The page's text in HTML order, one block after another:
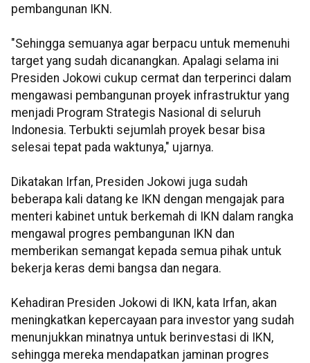
pembangunan IKN.
"Sehingga semuanya agar berpacu untuk memenuhi
target yang sudah dicanangkan. Apalagi selama ini
Presiden Jokowi cukup cermat dan terperinci dalam
mengawasi pembangunan proyek infrastruktur yang
menjadi Program Strategis Nasional di seluruh
Indonesia. Terbukti sejumlah proyek besar bisa
selesai tepat pada waktunya," ujarnya.
Dikatakan Irfan, Presiden Jokowi juga sudah
beberapa kali datang ke IKN dengan mengajak para
menteri kabinet untuk berkemah di IKN dalam rangka
mengawal progres pembangunan IKN dan
memberikan semangat kepada semua pihak untuk
bekerja keras demi bangsa dan negara.
Kehadiran Presiden Jokowi di IKN, kata Irfan, akan
meningkatkan kepercayaan para investor yang sudah
menunjukkan minatnya untuk berinvestasi di IKN,
sehingga mereka mendapatkan jaminan progres